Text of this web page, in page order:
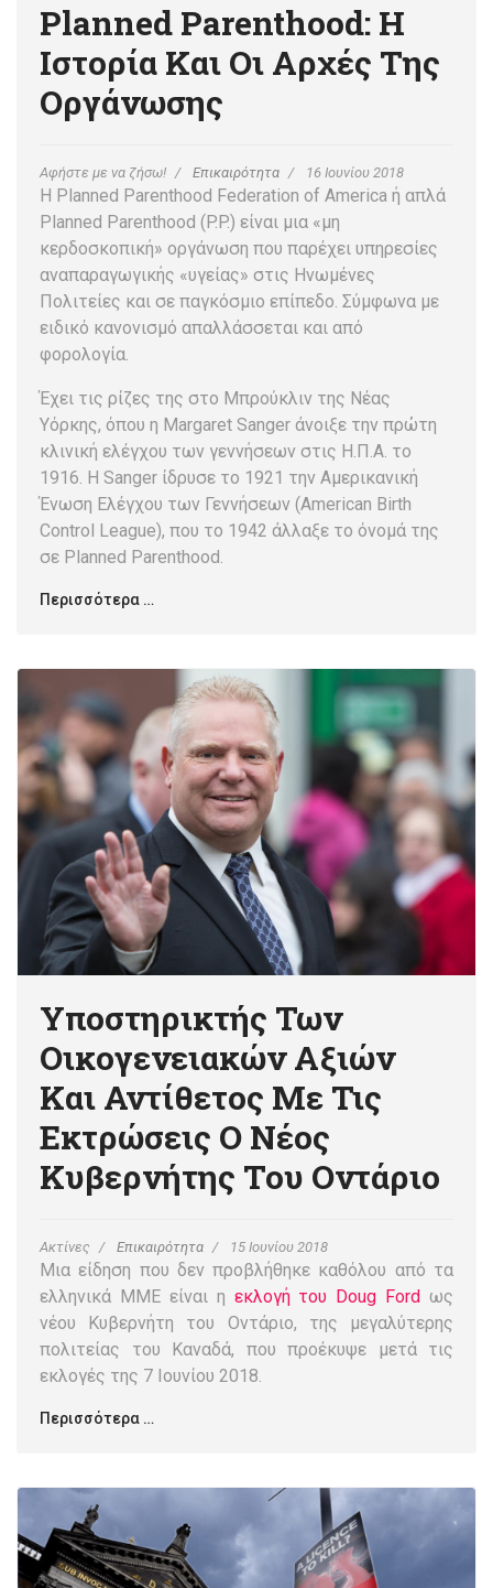
Planned Parenthood: Η
Ιστορία Και Οι Αρχές Της
Οργάνωσης
Αφήστε με να ζήσω! Επικαιρότητα 16 Ιουνίου 2018
H Planned Parenthood Federation of America ή απλά
Planned Parenthood (P.P.) είναι μια «μη
κερδοσκοπική» οργάνωση που παρέχει υπηρεσίες
αναπαραγωγικής «υγείας» στις Ηνωμένες
Πολιτείες και σε παγκόσμιο επίπεδο. Σύμφωνα με
ειδικό κανονισμό απαλλάσσεται και από
φορολογία.
Έχει τις ρίζες της στο Μπρούκλιν της Νέας
Υόρκης, όπου η Margaret Sanger άνοιξε την πρώτη
κλινική ελέγχου των γεννήσεων στις Η.Π.Α. το
1916. Η Sanger ίδρυσε το 1921 την Αμερικανική
Ένωση Ελέγχου των Γεννήσεων (American Birth
Control League), που το 1942 άλλαξε το όνομά της
σε Planned Parenthood.
Περισσότερα …
Υποστηρικτής Των
Οικογενειακών Αξιών
Και Αντίθετος Με Τις
Εκτρώσεις Ο Νέος
Κυβερνήτης Του Οντάριο
Ακτίνες Επικαιρότητα 15 Ιουνίου 2018
Μια είδηση που δεν προβλήθηκε καθόλου από τα
ελληνικά ΜΜΕ είναι η εκλογή του Doug Ford ως
νέου Κυβερνήτη του Οντάριο, της μεγαλύτερης
πολιτείας του Καναδά, που προέκυψε μετά τις
εκλογές της 7 Ιουνίου 2018.
Περισσότερα …